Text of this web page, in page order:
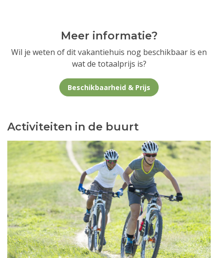
Meer informatie?
Wil je weten of dit vakantiehuis nog beschikbaar is en
wat de totaalprijs is?
Beschikbaarheid & Prijs
Activiteiten in de buurt